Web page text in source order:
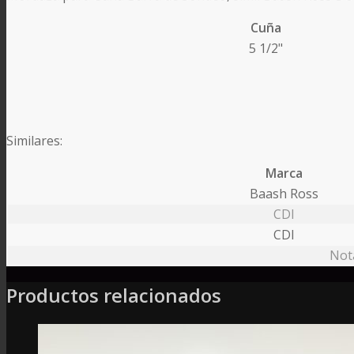
Cuña
5 1/2"
Similares:
Marca
Baash Ross
CDI
CDI
Productos relacionados